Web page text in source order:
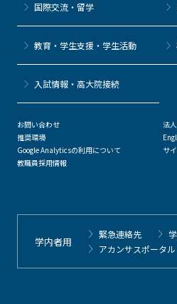
国際交流・留学
教育・学生支援・学生活動
⼊試情報・高大院接続
お問い合わせ
推奨環境
Google Analyticsの利用について
教職員採用情報
法
サ
学内者用
緊急連絡先
アカンサスポータル